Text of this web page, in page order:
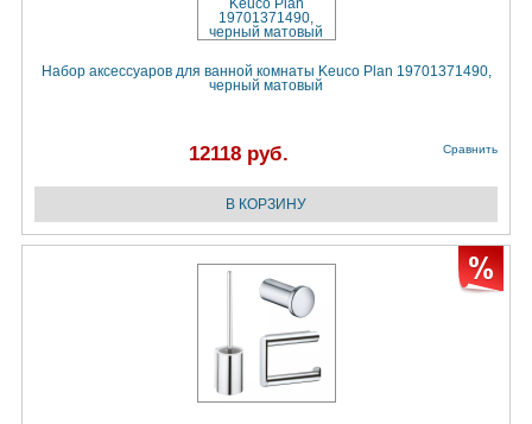
Набор аксессуаров для ванной комнаты Keuco Plan 19701371490,
черный матовый
12118 руб. Сравнить